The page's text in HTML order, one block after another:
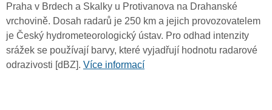
Praha v Brdech a Skalky u Protivanova na Drahanské
vrchovině. Dosah radarů je 250 km a jejich provozovatelem
je Český hydrometeorologický ústav. Pro odhad intenzity
srážek se používají barvy, které vyjadřují hodnotu radarové
odrazivosti [dBZ]. Více informací